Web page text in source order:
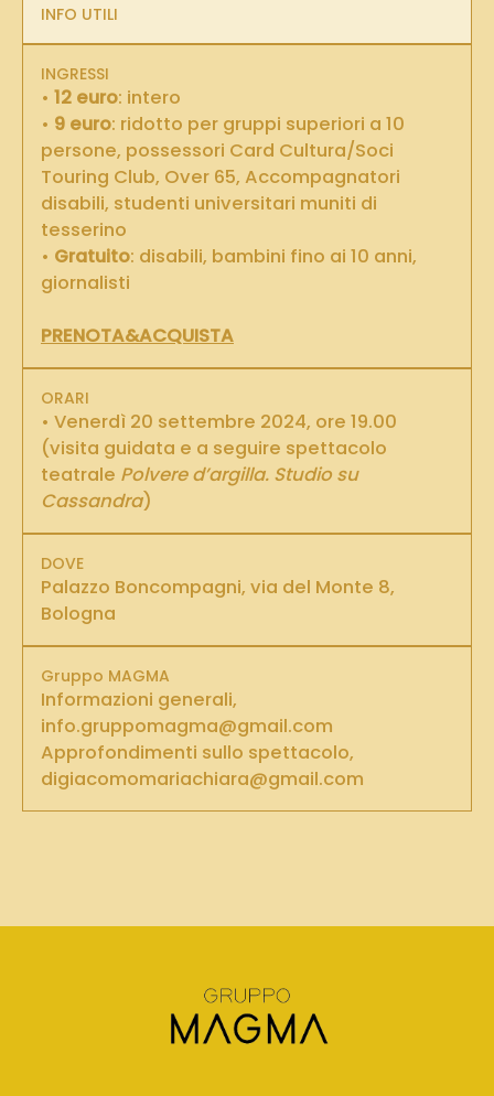
INFO UTILI
INGRESSI
• 12 euro: intero
• 9 euro: ridotto per gruppi superiori a 10
persone, possessori Card Cultura/Soci
Touring Club, Over 65, Accompagnatori
disabili, studenti universitari muniti di
tesserino
• Gratuito: disabili, bambini fino ai 10 anni,
giornalisti
PRENOTA&ACQUISTA
ORARI
• Venerdì 20 settembre 2024, ore 19.00
(visita guidata e a seguire spettacolo
teatrale Polvere d’argilla. Studio su
Cassandra)
DOVE
Palazzo Boncompagni, via del Monte 8,
Bologna
Gruppo MAGMA
Informazioni generali,
info.gruppomagma@gmail.com
Approfondimenti sullo spettacolo,
digiacomomariachiara@gmail.com